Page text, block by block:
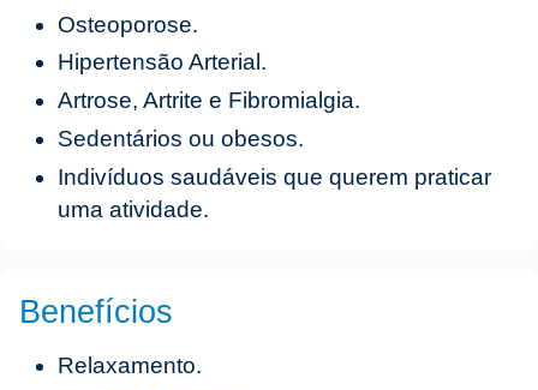
Osteoporose.
Hipertensão Arterial.
Artrose, Artrite e Fibromialgia.
Sedentários ou obesos.
Indivíduos saudáveis que querem praticar
uma atividade.
Benefícios
Relaxamento.